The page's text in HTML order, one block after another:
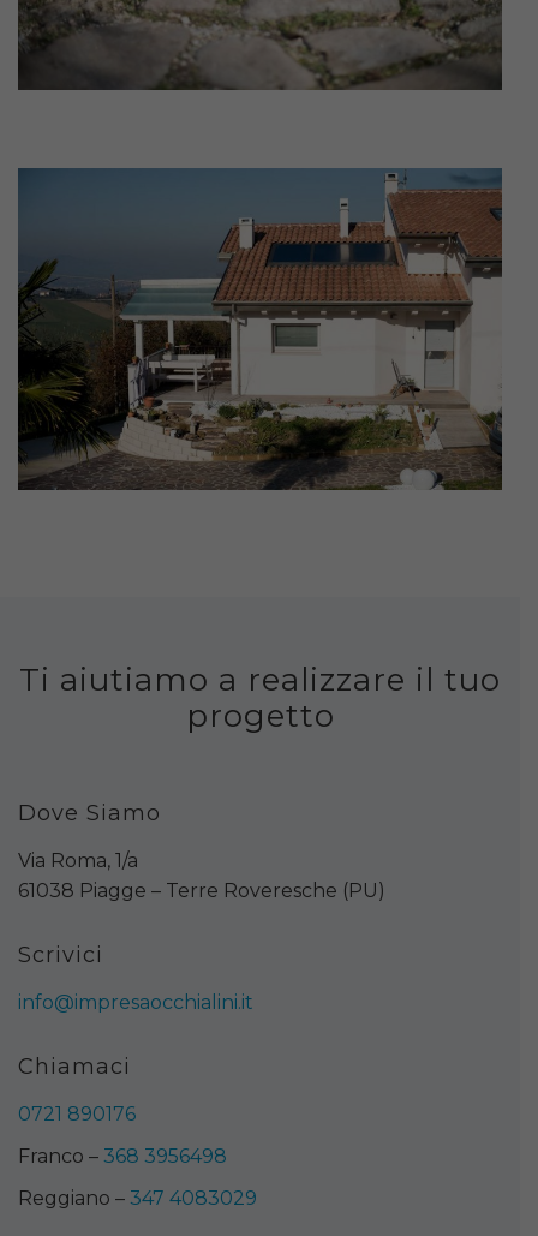
Ti aiutiamo a realizzare il tuo
progetto
Dove Siamo
Via Roma, 1/a
61038 Piagge – Terre Roveresche (PU)
Scrivici
info@impresaocchialini.it
Chiamaci
0721 890176
Franco – 368 3956498
Reggiano – 347 4083029